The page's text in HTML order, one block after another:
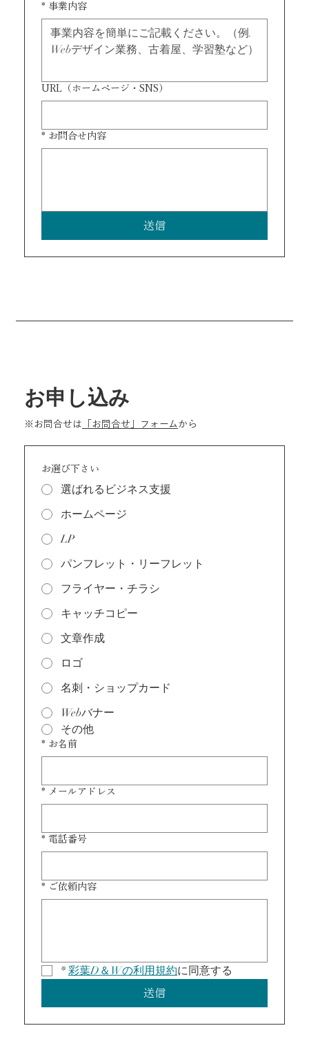
* 事業内容
URL（ホームページ・SNS）
* お問合せ内容
送信
お申し込み
※お問合せは 「お問合せ」フォーム から
お選び下さい
選ばれるビジネス支援
ホームページ
LP
パンフレット・リーフレット
フライヤー・チラシ
キャッチコピー
文章作成
ロゴ
名刺・ショップカード
Webバナー
その他
* お名前
* メールアドレス
* 電話番号
* ご依頼内容
* 彩葉D＆Wの利用規約に同意する
送信